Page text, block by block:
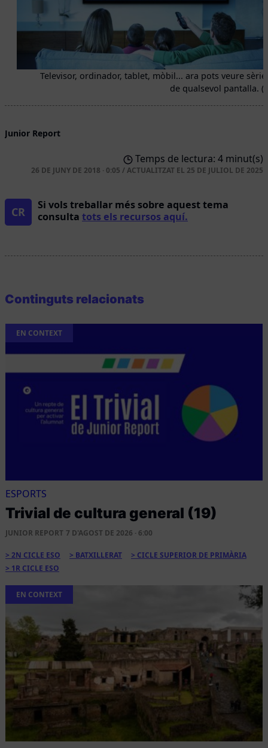
Televisor, ordinador, tablet, mòbil... ara pots veure
de qualsevol pantalla.
Junior Report
Temps de lectura: 4 minut(s)
26 DE JUNY DE 2018 · 0:05 /ACTUALITZAT EL 25 DE JULIOL DE 2025
CR
Si vols treballar més sobre aquest tema
consulta tots els recursos aquí.
Continguts relacionats
EN CONTEXT
ESPORTS
Trivial de cultura general (19)
JUNIOR REPORT 7 D'AGOST DE 2026 · 6:00
2N CICLE ESO BATXILLERAT
CICLE SUPERIOR DE PRIMÀRIA
1R CICLE ESO
EN CONTEXT